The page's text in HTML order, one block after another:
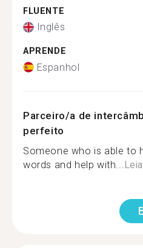
FLUENTE
Inglês
APRENDE
Espanhol
Parceiro/a de
perfeito
Someone who is able to
words and help with...